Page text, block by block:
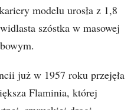
modelu urosła z 1,8
szóstka w masowej
już w 1957 roku przejęła
Flaminia, której